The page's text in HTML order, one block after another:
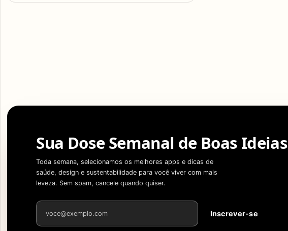
Sua Dose Semanal de Boas Ideias
Toda semana, selecionamos os melhores apps e dicas de
saúde, design e sustentabilidade para você viver com mais
leveza. Sem spam, cancele quando quiser.
Endereço de e-mail
Inscrever-se